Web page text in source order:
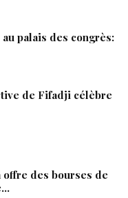
palais des congrès:
de Fifadji célèbre
offre des bourses de